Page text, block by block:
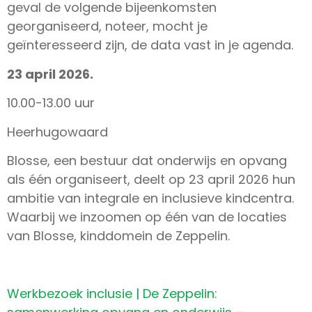
geval de volgende bijeenkomsten
georganiseerd, noteer, mocht je
geïnteresseerd zijn, de data vast in je agenda.
23 april 2026.
10.00-13.00 uur
Heerhugowaard
Blosse, een bestuur dat onderwijs en opvang
als één organiseert, deelt op 23 april 2026 hun
ambitie van integrale en inclusieve kindcentra.
Waarbij we inzoomen op één van de locaties
van Blosse, kinddomein de Zeppelin.
Werkbezoek inclusie | De Zeppelin: